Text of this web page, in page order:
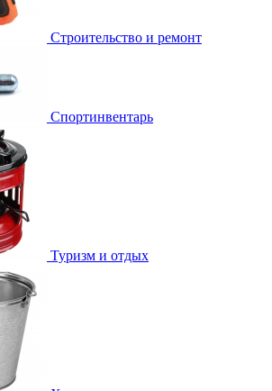
Строительство и ремонт
Спортинвентарь
Туризм и отдых